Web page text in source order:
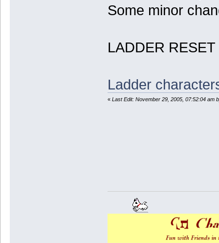
Some minor
LADDER
Ladder
« Last Edit: November 29, 2005, 07:52:04 am